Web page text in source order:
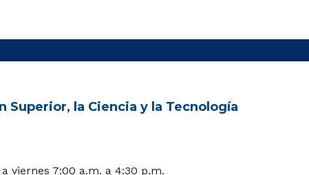
p
la Ciencia y la Tecnología
viernes 7:00 a.m. a 4:30 p.m.